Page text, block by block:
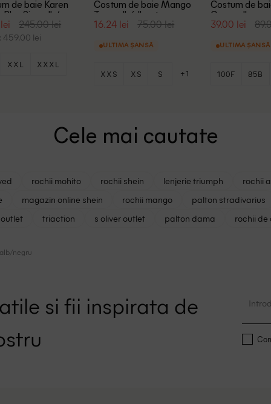
de baie Karen
Size, alb/negru
245.00 lei
459.00 lei
XXL XXXL
Costum de baie Mango
Teen, alb/albastru
16.24 lei 75.00 lei
ULTIMA ȘANSĂ
XXS XS S +1
Costum de
Curve, alb
39.00 lei
ULTIMA ȘANSĂ
100F 85B
Cele mai cautate
rochii mohito rochii shein lenjerie triumph
rochii
magazin online shein rochii mango
palton stradivarius
triaction s oliver outlet palton dama rochii de
negru
si fii inspirata de